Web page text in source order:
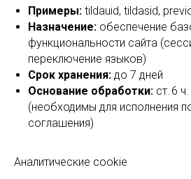
Примеры: tildauid, tildasid,
Назначение: обеспечение
функциональности сайта
переключение языков)
Срок хранения: до 7 дней
Основание обработки: ст. 6
(необходимы для исполнения
соглашения)
Аналитические cookie